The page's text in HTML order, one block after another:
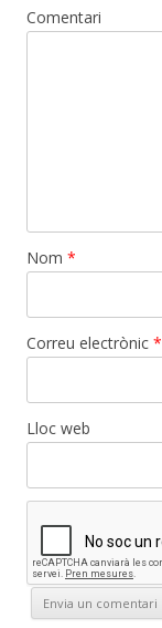
Comentari
Nom *
Correu electrònic *
Lloc web